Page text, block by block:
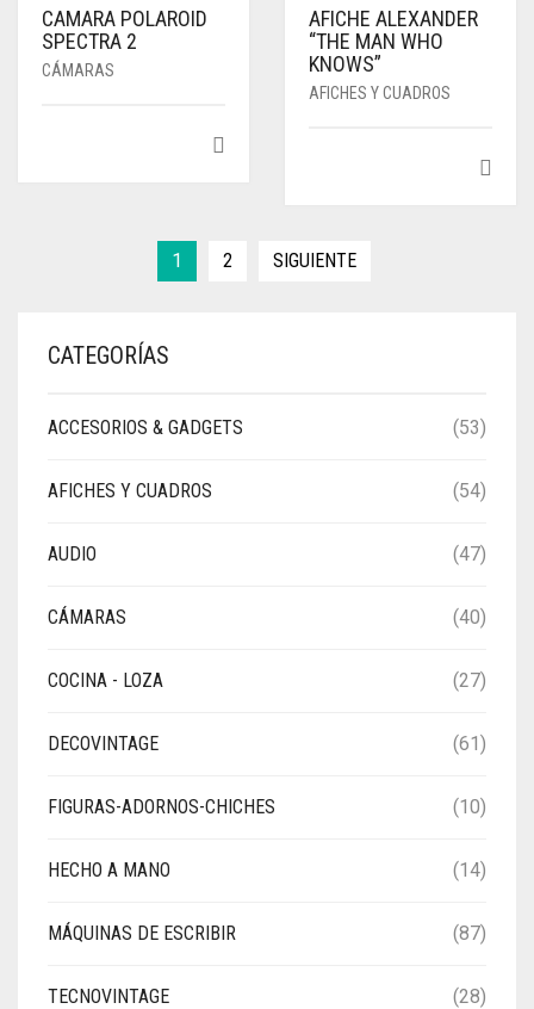
CAMARA POLAROID
SPECTRA 2
CÁMARAS
AFICHE ALEXANDER
“THE MAN WHO
KNOWS”
AFICHES Y CUADROS
1 2 SIGUIENTE
CATEGORÍAS
ACCESORIOS & GADGETS (53)
AFICHES Y CUADROS (54)
AUDIO (47)
CÁMARAS (40)
COCINA - LOZA (27)
DECOVINTAGE (61)
FIGURAS-ADORNOS-CHICHES (10)
HECHO A MANO (14)
MÁQUINAS DE ESCRIBIR (87)
TECNOVINTAGE (28)